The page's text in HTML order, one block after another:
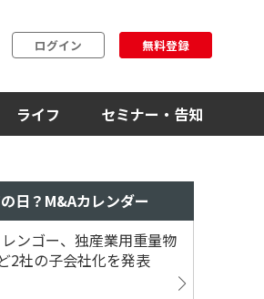
ログイン 無料登録
ライフ セミナー・告知
日？M&Aカレンダー
ンゴー、独産業用重量物
2社の子会社化を発表